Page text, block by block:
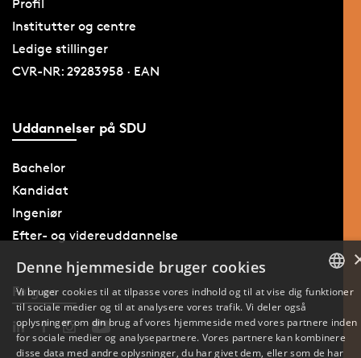
Profil
Institutter og centre
Ledige stillinger
CVR-NR: 29283958 · EAN
Uddannelser på SDU
Bachelor
Kandidat
Ingeniør
Efter- og videreuddannelse
Følg os
ENGLISH
Denne hjemmeside bruger cookies
Vi bruger cookies til at tilpasse vores indhold og til at vise dig funktioner
til sociale medier og til at analysere vores trafik. Vi deler også
oplysninger om din brug af vores hjemmeside med vores partnere inden
for sociale medier og analysepartnere. Vores partnere kan kombinere
disse data med andre oplysninger, du har givet dem, eller som de har